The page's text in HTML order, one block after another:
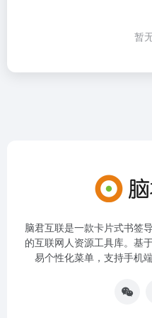
暂
脑君互联是一款卡片式书签
的互联网人资源工具库。基
易个性化菜单，支持手机